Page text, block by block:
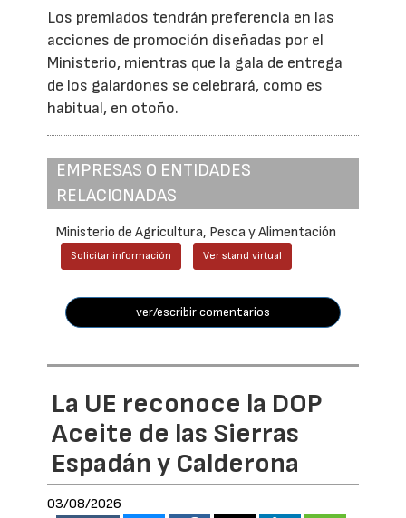
Los premiados tendrán preferencia en las
acciones de promoción diseñadas por el
Ministerio, mientras que la gala de entrega
de los galardones se celebrará, como es
habitual, en otoño.
EMPRESAS O ENTIDADES
RELACIONADAS
Ministerio de Agricultura, Pesca y Alimentación
Solicitar información Ver stand virtual
ver/escribir comentarios
La UE reconoce la DOP
Aceite de las Sierras
Espadán y Calderona
03/08/2026